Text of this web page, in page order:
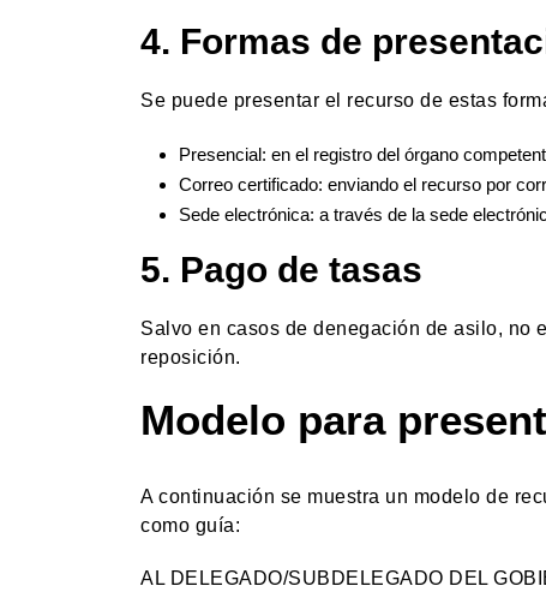
4. Formas de
Se puede presentar el recurso de estas
Presencial: en el registro del órgano
Correo certificado: enviando el recurso por
Sede electrónica: a través de la sede
5. Pago de tasas
Salvo en casos de denegación de asilo, no
reposición.
Modelo para
A continuación se muestra un modelo de
como guía:
AL DELEGADO/SUBDELEGADO DEL